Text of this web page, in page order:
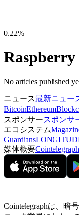
0.22%
Raspberry
No articles published
ニュース最新ニュー
BitcoinEthereum
スポンサースポンサ
エコシステム
Guardians
媒体概要
Cointelegraphは、暗